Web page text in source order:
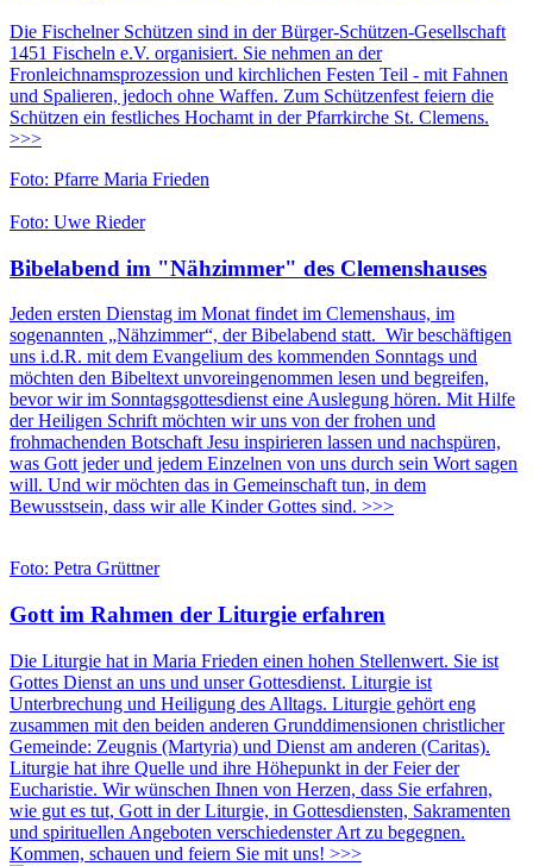
Die Fischelner Schützen sind in der Bürger-Schützen-Gesellschaft
1451 Fischeln e.V. organisiert. Sie nehmen an der
Fronleichnamsprozession und kirchlichen Festen Teil - mit Fahnen
und Spalieren, jedoch ohne Waffen. Zum Schützenfest feiern die
Schützen ein festliches Hochamt in der Pfarrkirche St. Clemens.
>>>
Foto: Pfarre Maria Frieden
Foto: Uwe Rieder
Bibelabend im "Nähzimmer" des Clemenshauses
Jeden ersten Dienstag im Monat findet im Clemenshaus, im
sogenannten „Nähzimmer“, der Bibelabend statt. Wir beschäftigen
uns i.d.R. mit dem Evangelium des kommenden Sonntags und
möchten den Bibeltext unvoreingenommen lesen und begreifen,
bevor wir im Sonntagsgottesdienst eine Auslegung hören. Mit Hilfe
der Heiligen Schrift möchten wir uns von der frohen und
frohmachenden Botschaft Jesu inspirieren lassen und nachspüren,
was Gott jeder und jedem Einzelnen von uns durch sein Wort sagen
will. Und wir möchten das in Gemeinschaft tun, in dem
Bewusstsein, dass wir alle Kinder Gottes sind. >>>
Foto: Petra Grüttner
Gott im Rahmen der Liturgie erfahren
Die Liturgie hat in Maria Frieden einen hohen Stellenwert. Sie ist
Gottes Dienst an uns und unser Gottesdienst. Liturgie ist
Unterbrechung und Heiligung des Alltags. Liturgie gehört eng
zusammen mit den beiden anderen Grund­dimen­sionen christlicher
Gemeinde: Zeugnis (Martyria) und Dienst am anderen (Caritas).
Liturgie hat ihre Quelle und ihre Höhepunkt in der Feier der
Eucharistie. Wir wünschen Ihnen von Herzen, dass Sie erfahren,
wie gut es tut, Gott in der Liturgie, in Gottesdiensten, Sakramenten
und spirituellen Angeboten verschie­denster Art zu begegnen.
Kommen, schauen und feiern Sie mit uns! >>>